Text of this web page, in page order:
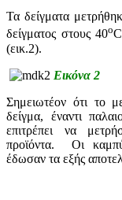
Τα δείγματα
δείγματος στους 40ο
(εικ.2).
Εικόνα 2
Σημειωτέον ότι το
δείγμα, έναντι
επιτρέπει να
προϊόντα. Οι
έδωσαν τα εξής